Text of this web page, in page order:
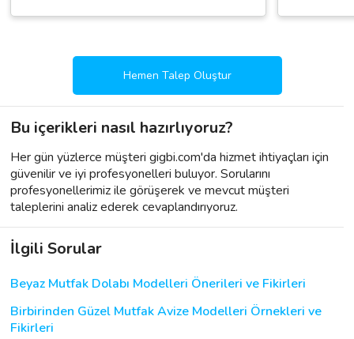
Hemen Talep Oluştur
Bu içerikleri nasıl hazırlıyoruz?
Her gün yüzlerce müşteri gigbi.com'da hizmet ihtiyaçları için
güvenilir ve iyi profesyonelleri buluyor. Sorularını
profesyonellerimiz ile görüşerek ve mevcut müşteri
taleplerini analiz ederek cevaplandırıyoruz.
İlgili Sorular
Beyaz Mutfak Dolabı Modelleri Önerileri ve Fikirleri
Birbirinden Güzel Mutfak Avize Modelleri Örnekleri ve
Fikirleri